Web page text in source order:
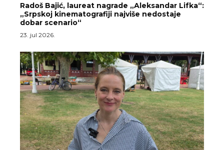
Radoš Bajić, laureat nagrade „Aleksandar Lifka“:
„Srpskoj kinematografiji najviše nedostaje
dobar scenario“
23. jul 2026.